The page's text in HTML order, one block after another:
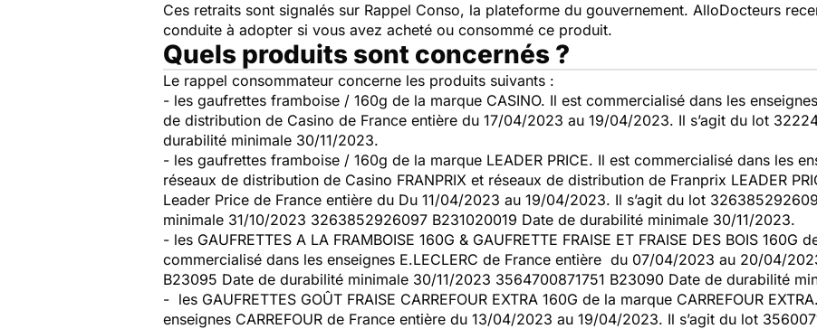
Ces retraits sont signalés sur Rappel Conso, la plateforme du gouvernement. AlloDocteurs
conduite à adopter si vous avez acheté ou consommé ce produit.
Quels produits sont concernés ?
Le rappel consommateur concerne les produits suivants :
- les gaufrettes framboise / 160g de la marque CASINO. Il est commercialisé dans les
de distribution de Casino de France entière du 17/04/2023 au 19/04/2023. Il s’agit du lot
durabilité minimale 30/11/2023.
- les gaufrettes framboise / 160g de la marque LEADER PRICE. Il est commercialisé dans les
réseaux de distribution de Casino FRANPRIX et réseaux de distribution de Franprix LEADER
Leader Price de France entière du Du 11/04/2023 au 19/04/2023. Il s’agit du lot
minimale 31/10/2023 3263852926097 B231020019 Date de durabilité minimale 30/11/2023.
- les GAUFRETTES A LA FRAMBOISE 160G & GAUFRETTE FRAISE ET FRAISE DES BOIS 160G
commercialisé dans les enseignes E.LECLERC de France entière du 07/04/2023 au 20/04/
B23095 Date de durabilité minimale 30/11/2023 3564700871751 B23090 Date de durabilité
- les GAUFRETTES GOÛT FRAISE CARREFOUR EXTRA 160G de la marque CARREFOUR
enseignes CARREFOUR de France entière du 13/04/2023 au 19/04/2023. Il s’agit du lot